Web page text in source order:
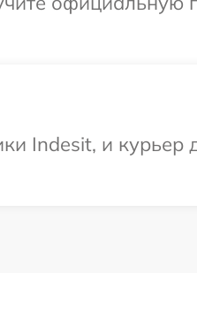
Indesit, и курьер